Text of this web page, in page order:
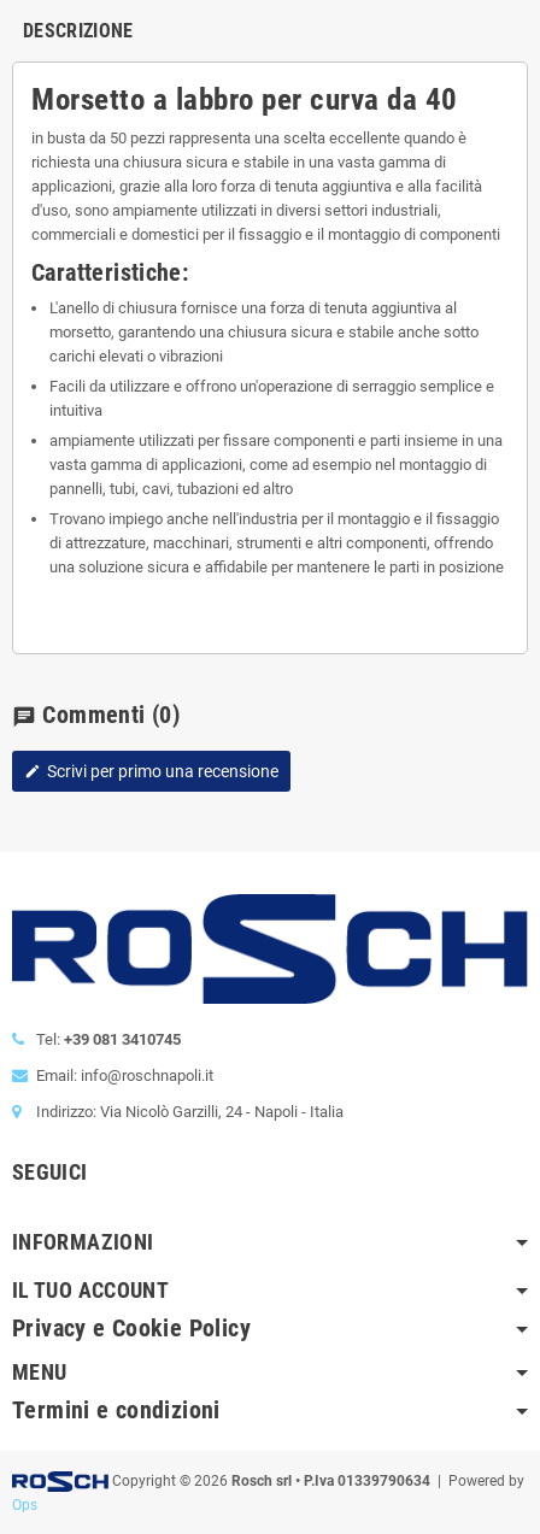
DESCRIZIONE
Morsetto a labbro per curva da 40
in busta da 50 pezzi rappresenta una scelta eccellente quando è
richiesta una chiusura sicura e stabile in una vasta gamma di
applicazioni, grazie alla loro forza di tenuta aggiuntiva e alla facilità
d'uso, sono ampiamente utilizzati in diversi settori industriali,
commerciali e domestici per il fissaggio e il montaggio di componenti
Caratteristiche:
L'anello di chiusura fornisce una forza di tenuta aggiuntiva al
morsetto, garantendo una chiusura sicura e stabile anche sotto
carichi elevati o vibrazioni
Facili da utilizzare e offrono un'operazione di serraggio semplice e
intuitiva
ampiamente utilizzati per fissare componenti e parti insieme in una
vasta gamma di applicazioni, come ad esempio nel montaggio di
pannelli, tubi, cavi, tubazioni ed altro
Trovano impiego anche nell'industria per il montaggio e il fissaggio
di attrezzature, macchinari, strumenti e altri componenti, offrendo
una soluzione sicura e affidabile per mantenere le parti in posizione
chat Commenti (0)
edit Scrivi per primo una recensione
Tel: +39 081 3410745
Email: info@roschnapoli.it
Indirizzo: Via Nicolò Garzilli, 24 - Napoli - Italia
SEGUICI
INFORMAZIONI
IL TUO ACCOUNT
Privacy e Cookie Policy
MENU
Termini e condizioni
Copyright © 2026 Rosch srl • P.Iva 01339790634 | Powered by
Ops